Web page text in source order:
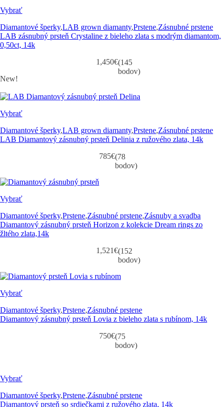
Vybrať
Diamantové šperky,LAB grown diamanty,Prstene,Zásnubné prstene
LAB zásnubný prsteň Crystaline z bieleho zlata s modrým diamantom,
0,50ct, 14k
1,450€(145
bodov)
New!
Vybrať
Diamantové šperky,LAB grown diamanty,Prstene,Zásnubné prstene
LAB Diamantový zásnubný prsteň Delinia z ružového zlata, 14k
785€(78
bodov)
Vybrať
Diamantové šperky,Prstene,Zásnubné prstene,Zásnuby a svadba
Diamantový zásnubný prsteň Horizon z kolekcie Dream rings zo
žltého zlata,14k
1,521€(152
bodov)
Vybrať
Diamantové šperky,Prstene,Zásnubné prstene
Diamantový zásnubný prsteň Lovia z bieleho zlata s rubínom, 14k
750€(75
bodov)
Vybrať
Diamantové šperky,Prstene,Zásnubné prstene
Diamantový prsteň so srdiečkami z ružového zlata, 14k